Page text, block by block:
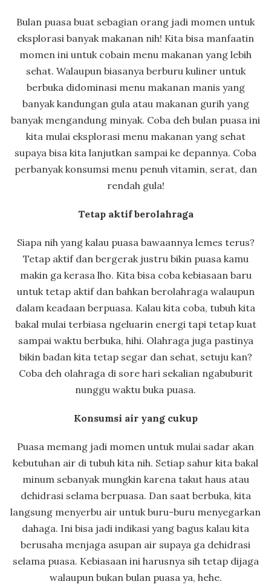
Bulan puasa buat sebagian orang jadi momen untuk
eksplorasi banyak makanan nih! Kita bisa manfaatin
momen ini untuk cobain menu makanan yang lebih
sehat. Walaupun biasanya berburu kuliner untuk
berbuka didominasi menu makanan manis yang
banyak kandungan gula atau makanan gurih yang
banyak mengandung minyak. Coba deh bulan puasa ini
kita mulai eksplorasi menu makanan yang sehat
supaya bisa kita lanjutkan sampai ke depannya. Coba
perbanyak konsumsi menu penuh vitamin, serat, dan
rendah gula!
Tetap aktif berolahraga
Siapa nih yang kalau puasa bawaannya lemes terus?
Tetap aktif dan bergerak justru bikin puasa kamu
makin ga kerasa lho. Kita bisa coba kebiasaan baru
untuk tetap aktif dan bahkan berolahraga walaupun
dalam keadaan berpuasa. Kalau kita coba, tubuh kita
bakal mulai terbiasa ngeluarin energi tapi tetap kuat
sampai waktu berbuka, hihi. Olahraga juga pastinya
bikin badan kita tetap segar dan sehat, setuju kan?
Coba deh olahraga di sore hari sekalian ngabuburit
nunggu waktu buka puasa.
Konsumsi air yang cukup
Puasa memang jadi momen untuk mulai sadar akan
kebutuhan air di tubuh kita nih. Setiap sahur kita bakal
minum sebanyak mungkin karena takut haus atau
dehidrasi selama berpuasa. Dan saat berbuka, kita
langsung menyerbu air untuk buru-buru menyegarkan
dahaga. Ini bisa jadi indikasi yang bagus kalau kita
berusaha menjaga asupan air supaya ga dehidrasi
selama puasa. Kebiasaan ini harusnya sih tetap dijaga
walaupun bukan bulan puasa ya, hehe.